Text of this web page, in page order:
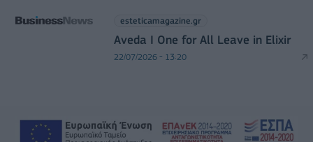
esteticamagazine.gr
Aveda I One for All Leave in Elixir
22/07/2026 - 13:20